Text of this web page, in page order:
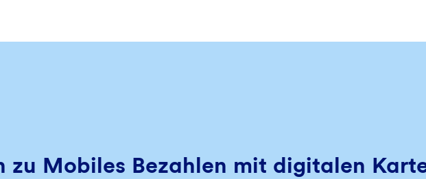
zu Mobiles Bezahlen mit digitalen